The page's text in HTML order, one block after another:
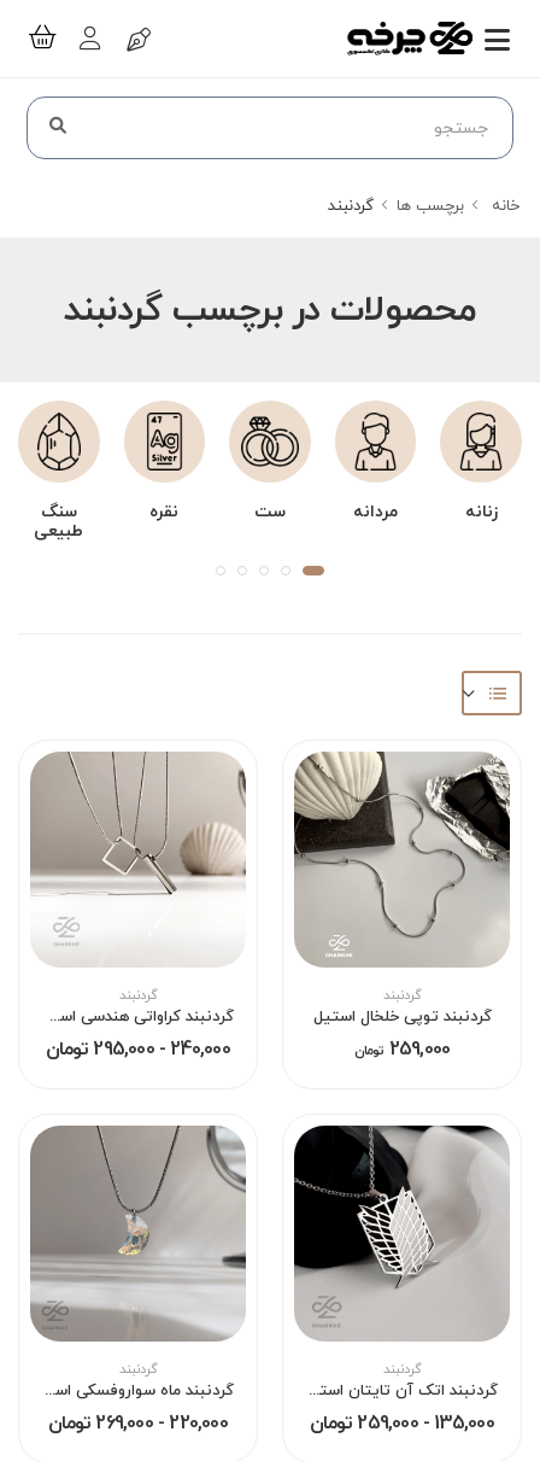
خانه برچسب ها گردنبند
محصولات در برچسب گردنبند
زنانه مردانه ست نقره
سنگ
طبیعی
گردنبند
گردنبند توپی خلخال استیل
259,000 تومان
گردنبند
گردنبند کراواتی هندسی استیل
240,000 - 295,000 تومان
گردنبند
گردنبند اتک آن تایتان استیل
135,000 - 259,000 تومان
گردنبند
گردنبند ماه سواروفسکی استیل
220,000 - 269,000 تومان